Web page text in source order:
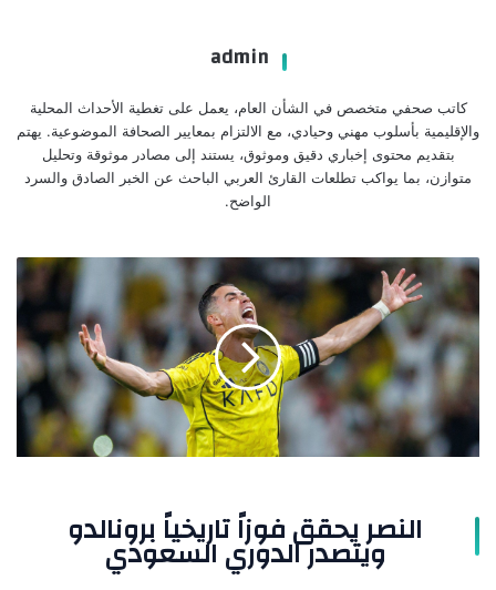
admin
كاتب صحفي متخصص في الشأن العام، يعمل على تغطية الأحداث المحلية
والإقليمية بأسلوب مهني وحيادي، مع الالتزام بمعايير الصحافة الموضوعية. يهتم
بتقديم محتوى إخباري دقيق وموثوق، يستند إلى مصادر موثوقة وتحليل
متوازن، بما يواكب تطلعات القارئ العربي الباحث عن الخبر الصادق والسرد
الواضح.
النصر
يحقق
فوزاً
تاريخياً
برونالدو
ويتصدر
الدوري
السعودي
النصر يحقق فوزاً تاريخياً برونالدو
ويتصدر الدوري السعودي